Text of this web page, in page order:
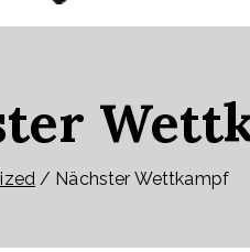
Nächster Wettkampf